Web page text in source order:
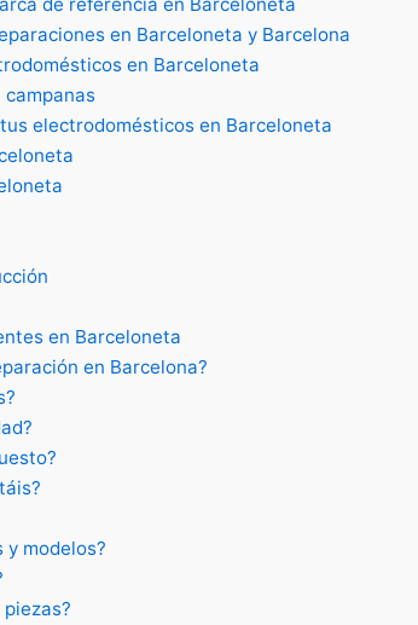
en Barceloneta y Barcelona
en Barceloneta
electrodomésticos en Barceloneta
en Barceloneta
en Barcelona?
y modelos?